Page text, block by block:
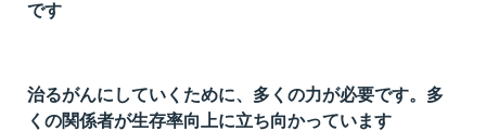
です
治るがんにしていくために、多くの力が必要です。多
くの関係者が生存率向上に立ち向かっています